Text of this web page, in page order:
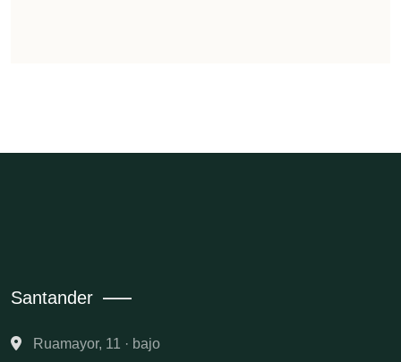
Santander
Ruamayor, 11 · bajo